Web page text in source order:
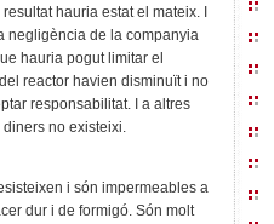
hauria estat el mateix. I
negligència de la companyia
hauria pogut limitar el
reactor havien disminuït i no
responsabilitat. I a altres
diners no existeixi.
i són impermeables a
dur i de formigó. Són molt